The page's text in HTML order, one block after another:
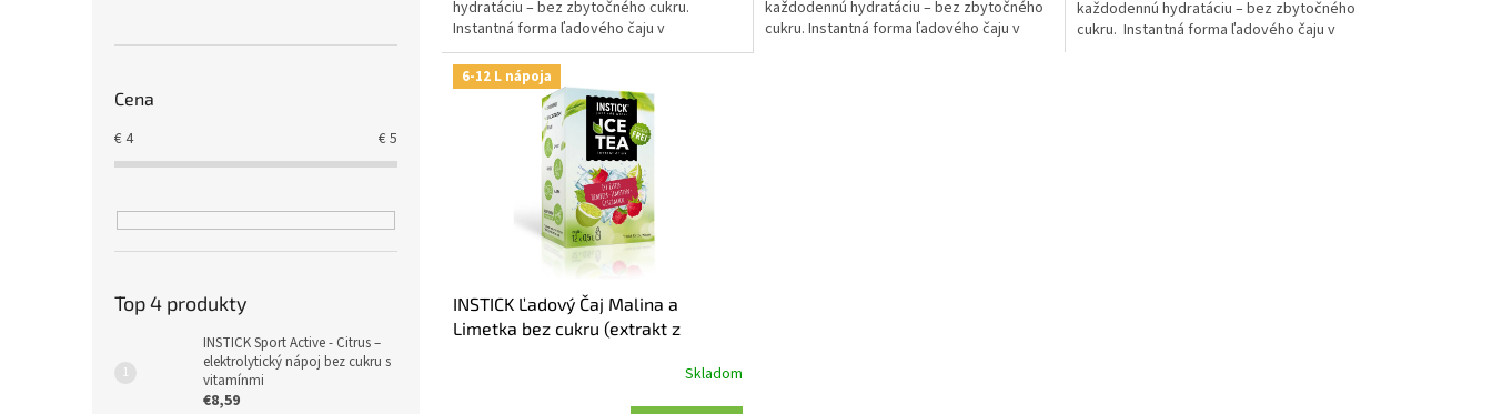
Cena
€4 €5
Top 4 produkty
INSTICK Sport Active - Citrus –
elektrolytický nápoj bez cukru s
vitamínmi
€8,59
hydratáciu – bez zbytočného cukru.
Instantná forma ľadového čaju v
praktických tyčinkách - ...
každodennú hydratáciu – bez zbytočného
cukru. Instantná forma ľadového čaju v
každodennú hydratáciu – bez zbytočného
cukru. Instantná forma ľadového čaju v
6-12 L nápoja
INSTICK Ľadový Čaj Malina a
Limetka bez cukru (extrakt z
Skladom